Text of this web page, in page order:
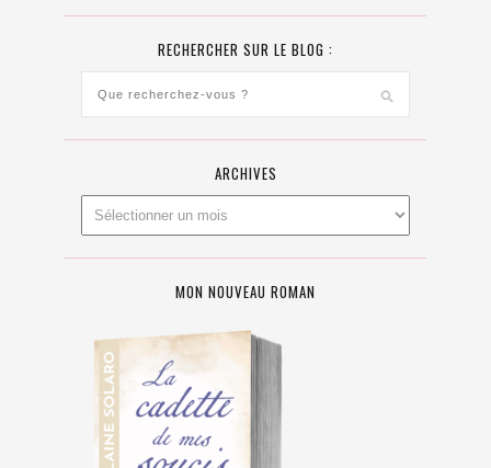
RECHERCHER SUR LE BLOG :
ARCHIVES
MON NOUVEAU ROMAN